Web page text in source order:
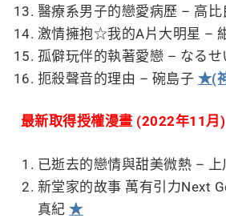
醫療系男子的戀愛病歷 – 高
激情擁抱☆我的A片大明星 –
孤僻玩伴的執著愛戀 – なるせ
扼殺聲音的理由 – 碗島子 ★(
最新取得授權漫畫 (2022年11月)
已逝去的戀情與甜美微熱 –
新堂家的故事 萬有引力Next
真紀★